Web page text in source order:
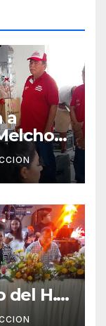
a
del H.
Día del